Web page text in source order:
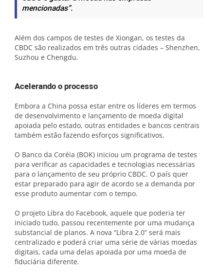
mencionadas”.
Além dos campos de testes de Xiongan, os testes da
CBDC são realizados em três outras cidades – Shenzhen,
Suzhou e Chengdu.
Acelerando o processo
Embora a China possa estar entre os líderes em termos
de desenvolvimento e lançamento de moeda digital
apoiada pelo estado, outras entidades e bancos centrais
também estão fazendo esforços significativos.
O Banco da Coréia (BOK) iniciou um programa de testes
para verificar as capacidades e tecnologias necessárias
para o lançamento de seu próprio CBDC. O país quer
estar preparado para agir de acordo se a demanda por
esse produto aumentar com o tempo.
O projeto Libra do Facebook, aquele que poderia ter
iniciado tudo, passou recentemente por uma mudança
substancial de planos. A nova “Libra 2.0” será mais
centralizado e poderá criar uma série de várias moedas
digitais, cada uma delas apoiada por uma moeda de
fiduciária diferente.